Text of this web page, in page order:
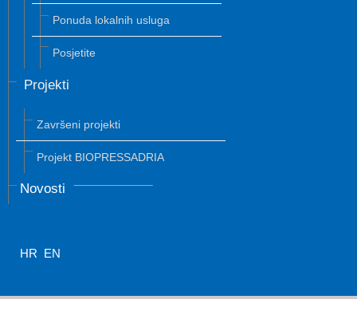
Ponuda lokalnih usluga
Posjetite
Projekti
Završeni projekti
Projekt BIOPRESSADRIA
Novosti
HR EN